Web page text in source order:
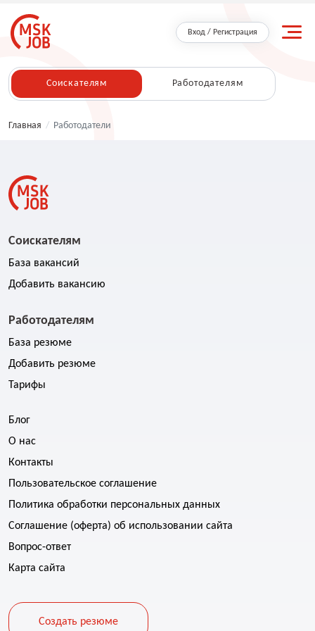
Вход / Регистрация
Соискателям Работодателям
Главная / Работодатели
Соискателям
База вакансий
Добавить вакансию
Работодателям
База резюме
Добавить резюме
Тарифы
Блог
О нас
Контакты
Пользовательское соглашение
Политика обработки персональных данных
Соглашение (оферта) об использовании сайта
Вопрос-ответ
Карта сайта
Создать резюме